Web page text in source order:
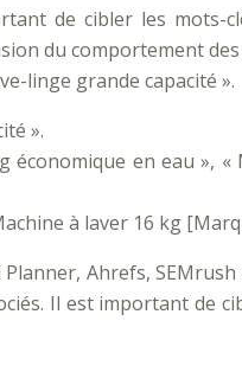
de cibler les
du comportement
linge grande capacité ».
».
en eau »,
à laver 16 kg
Ahrefs,
Il est important de